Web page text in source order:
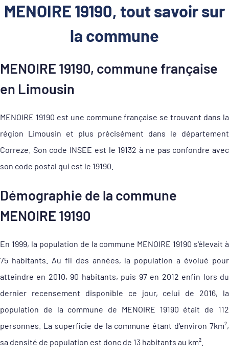
MENOIRE 19190, tout savoir sur
la commune
MENOIRE 19190, commune française
en Limousin
MENOIRE 19190 est une commune française se trouvant dans la
région Limousin et plus précisément dans le département
Correze. Son code INSEE est le 19132 à ne pas confondre avec
son code postal qui est le 19190.
Démographie de la commune
MENOIRE 19190
En 1999, la population de la commune MENOIRE 19190 s'élevait à
75 habitants. Au fil des années, la population a évolué pour
atteindre en 2010, 90 habitants, puis 97 en 2012 enfin lors du
dernier recensement disponible ce jour, celui de 2016, la
population de la commune de MENOIRE 19190 était de 112
personnes. La superficie de la commune étant d'environ 7km²,
sa densité de population est donc de 13 habitants au km².